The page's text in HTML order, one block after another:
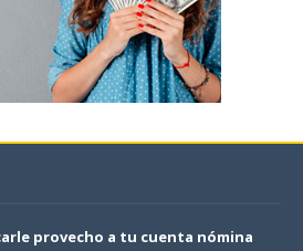
provecho a tu cuenta nómina